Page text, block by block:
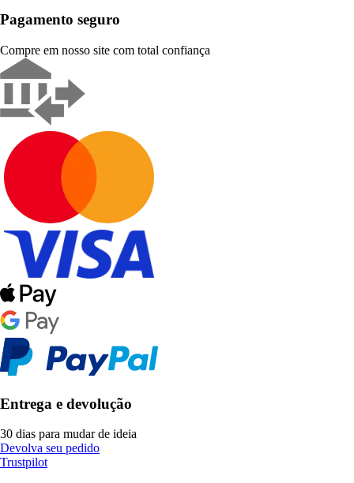
Pagamento seguro
Compre em nosso site com total confiança
Entrega e devolução
30 dias para mudar de ideia
Devolva seu pedido
Trustpilot